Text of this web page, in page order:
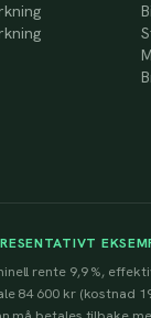
rente 9,9 %,
84 600 kr (kostnad